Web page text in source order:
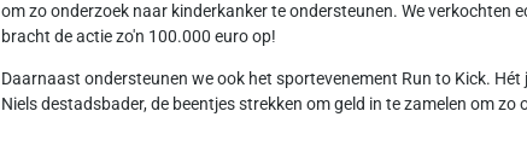
om zo onderzoek naar kinderkanker te ondersteunen. We verkochten
bracht de actie zo'n 100.000 euro op!
Daarnaast ondersteunen we ook het sportevenement Run to Kick.
Niels destadsbader, de beentjes strekken om geld in te zamelen om